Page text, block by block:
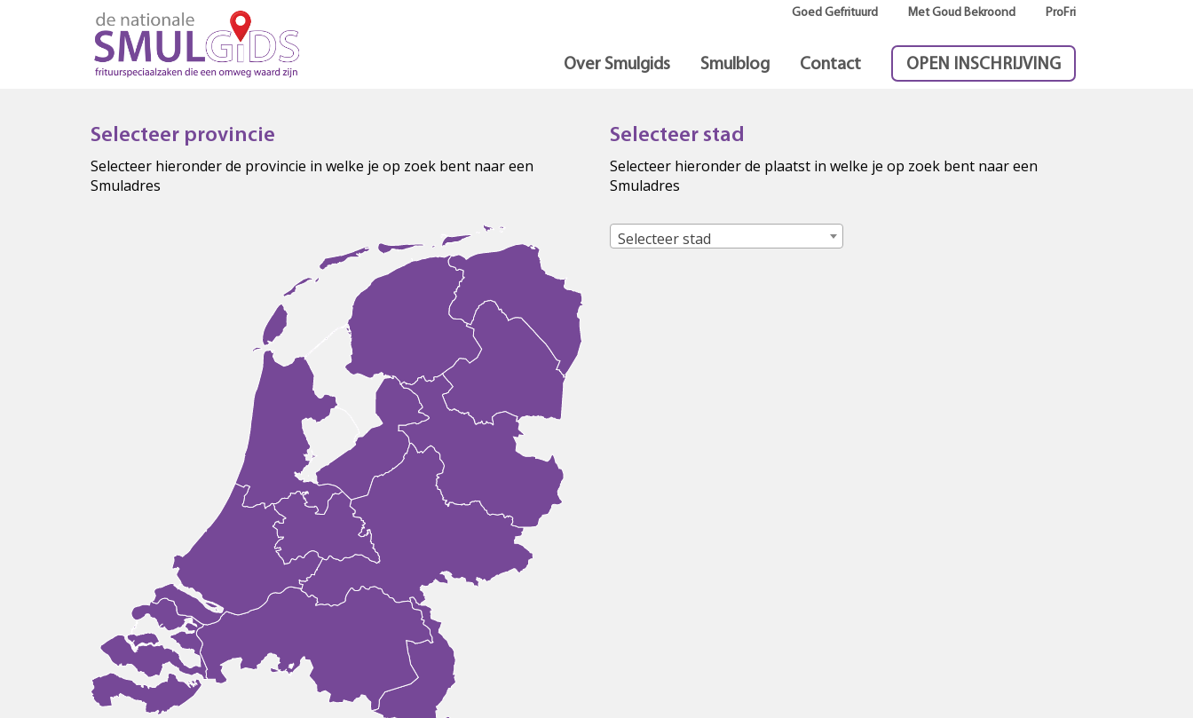
Goed Gefrituurd Met Goud Bekroond ProFri
Over Smulgids Smulblog Contact OPEN INSCHRIJVING
Selecteer provincie
Selecteer hieronder de provincie in welke je op zoek bent naar een
Smuladres
Selecteer stad
Selecteer hieronder de plaatst in welke je op zoek bent naar een
Smuladres
Selecteer stad